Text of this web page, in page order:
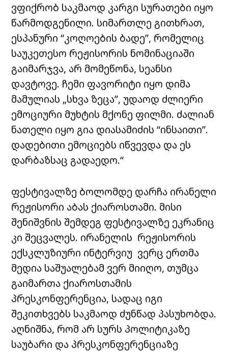
ვფიქრობ საკმაოდ კარგი სურათები იყო
წარმოდგენილი. სიმართლე გითხრათ,
ესპანური “კოღოების ბადე”, რომელიც
საუკეთესო რეჟისორის ნომინაციაში
გაიმარჯვა, არ მომეწონა, სეანსი
დავტოვე. ჩემი ფავორიტი იყო დიმა
მამულიას „სხვა ზეცა”, უდაოდ ძლიერი
ემოციური მუხტის მქონე ფილმი. ძალიან
ნათელი იყო გია დიასამიძის “ინსაითი”.
დადებითი ემოციებს იწვევდა და ეს
დარბაზსაც გადაედო.“
ფესტივალზე ბოლომდე დარჩა ირანელი
რეჟისორი აბას ქიაროსთამი. მისი
შენიშვნის შემდეგ ფესტივალზე ეკრანიც
კი შეცვალეს. ირანელის რეჟისორის
ექსკლუზიური ინტერვიუ ვერც ერთმა
მედია საშუალებამ ვერ მიიღო, თუმცა
გაიმართა ქიაროსთამის
პრესკონფერენცია, სადაც იგი
შეკითხვებს საკმაოდ ძუნწად პასუხობდა.
აღნიშნა, რომ არ სურს პოლიტიკაზე
საუბარი და პრესკონფერენციაზე